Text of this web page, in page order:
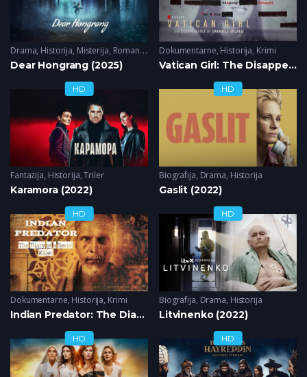
Drama, Historija, Misterija, Romantika
Dear Hongrang (2025)
Dokumentarne, Historija, Krimi
Vatican Girl: The Disappearance of Emanuela Orlandi (2022)
HD
Fantazija, Historija,Triler
Karamora (2022)
HD
Biografija, Drama, Historija
Gaslit (2022)
HD
Dokumentarne, Historija, Krimi
Indian Predator: The Diary of a Serial Killer (2022)
HD
Biografija, Drama, Historija
Litvinenko (2022)
HD HD